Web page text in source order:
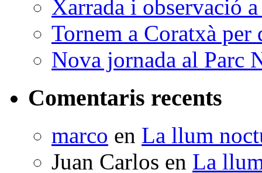
Xarrada i observació
Tornem a Coratxà per
Nova jornada al Parc
Comentaris recents
marco en La llum
Juan Carlos en La